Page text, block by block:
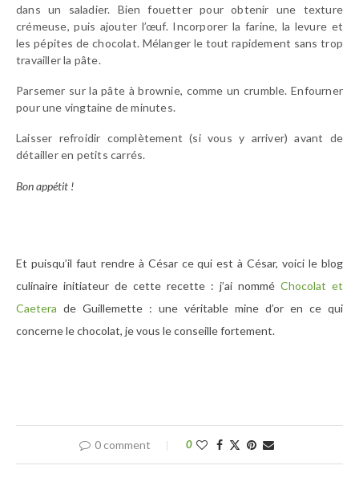
dans un saladier. Bien fouetter pour obtenir une texture
crémeuse, puis ajouter l’œuf. Incorporer la farine, la levure et
les pépites de chocolat. Mélanger le tout rapidement sans trop
travailler la pâte.
Parsemer sur la pâte à brownie, comme un crumble. Enfourner
pour une vingtaine de minutes.
Laisser refroidir complètement (si vous y arriver) avant de
détailler en petits carrés.
Bon appétit !
Et puisqu’il faut rendre à César ce qui est à César, voici le blog
culinaire initiateur de cette recette : j’ai nommé Chocolat et
Caetera de Guillemette : une véritable mine d’or en ce qui
concerne le chocolat, je vous le conseille fortement.
0 comment 0